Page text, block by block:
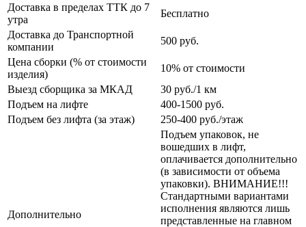
Доставка в пределах ТТК до 7
утра
Бесплатно
Доставка до Транспортной
компании
500 руб.
Цена сборки (% от стоимости
изделия)
10% от стоимости
Выезд сборщика за МКАД
30 руб./1 км
Подъем на лифте
400-1500 руб.
Подъем без лифта (за этаж)
250-400 руб./этаж
Дополнительно
Подъем упаковок, не
вошедших в лифт,
оплачивается дополнительно
(в зависимости от объема
упаковки). ВНИМАНИЕ!!!
Стандартными вариантами
исполнения являются лишь
представленные на главном